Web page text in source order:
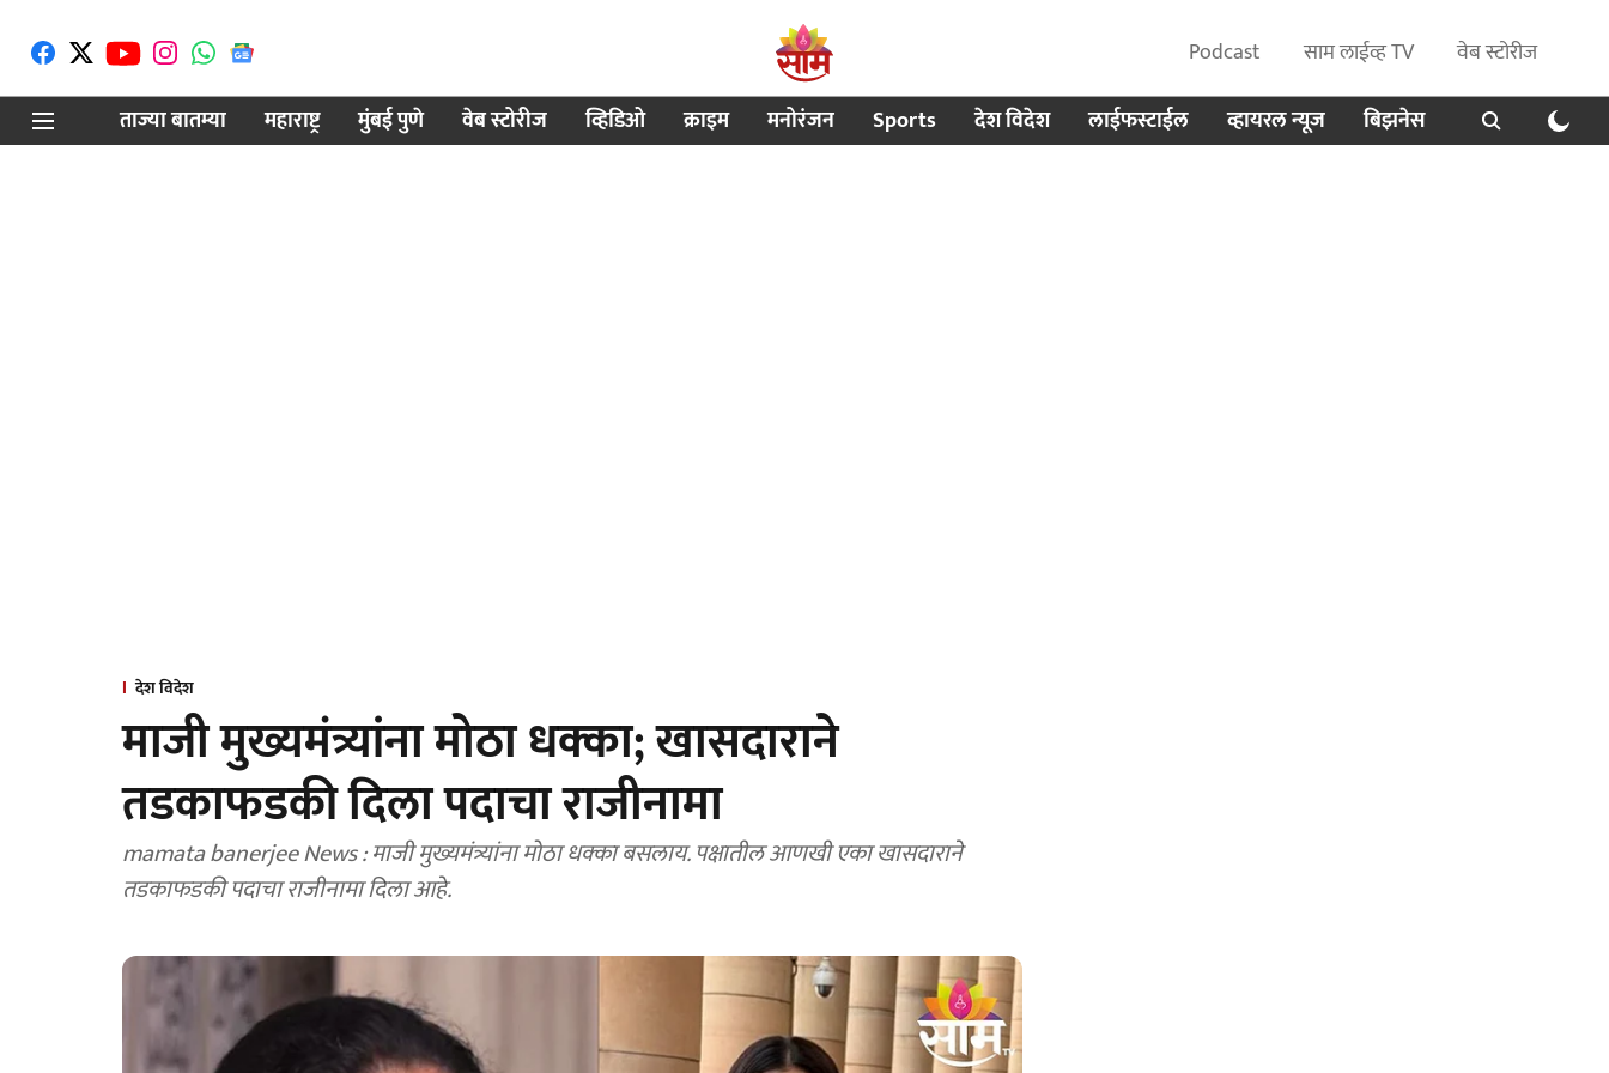
Podcast साम लाईव्ह TV
वेब स्टोरीज
ताज्या बातम्या
महाराष्ट्र मुंबई पुणे वेब स्टोरीज व्हिडिओ क्राइम मनोरंजन Sports देश विदेश लाईफस्टाईल व्हायरल न्यूज बिझनेस
देश विदेश
माजी मुख्यमंत्र्यांना मोठा धक्का; खासदाराने
तडकाफडकी दिला पदाचा राजीनामा
mamata banerjee News : माजी मुख्यमंत्र्यांना मोठा धक्का बसलाय. पक्षातील आणखी एका खासदाराने
तडकाफडकी पदाचा राजीनामा दिला आहे.